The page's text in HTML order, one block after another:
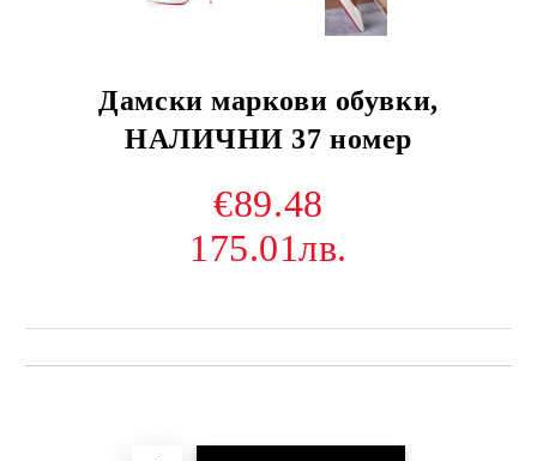
Дамски маркови обувки,
НАЛИЧНИ 37 номер
€89.48
175.01лв.